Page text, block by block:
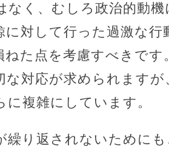
なく、むしろ政治的動
に対して行った過激な
ねた点を考慮すべきで
な対応が求められます
複雑にしています。
繰り返されないために